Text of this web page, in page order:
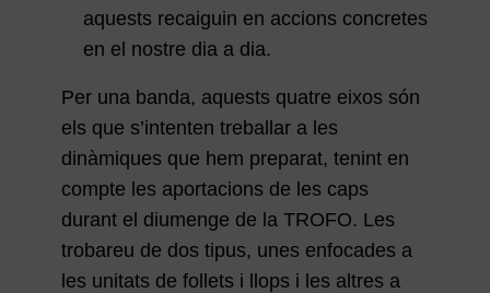
aquests recaiguin en accions concretes
en el nostre dia a dia.
Per una banda, aquests quatre eixos són
els que s’intenten treballar a les
dinàmiques que hem preparat, tenint en
compte les aportacions de les caps
durant el diumenge de la TROFO. Les
trobareu de dos tipus, unes enfocades a
les unitats de follets i llops i les altres a